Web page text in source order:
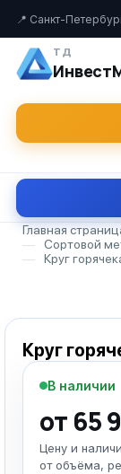
📍 Санкт-
ТД
Главная
—
Сортовой
—
Круг
Круг
В наличии
от 65
Цену и
от объёма,